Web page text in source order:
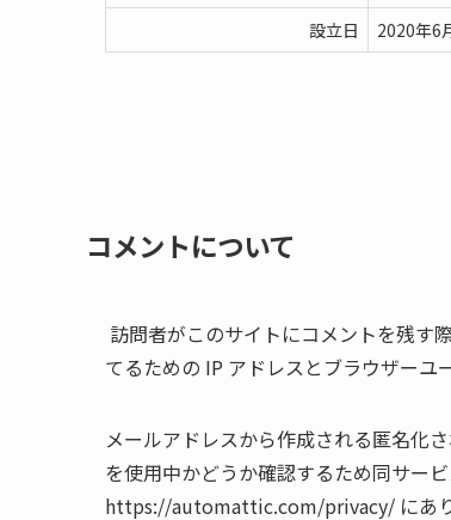
設立日
2020年6
コメントについて
訪問者がこのサイトにコメントを残す
てるための IP アドレスとブラウザーユ
メールアドレスから作成される匿名化
を使用中かどうか確認するため同サー
https://automattic.com/privacy/ にあり